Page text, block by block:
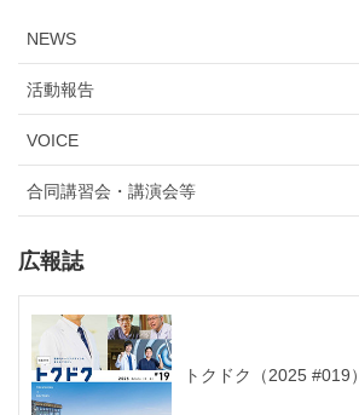
NEWS
活動報告
VOICE
合同講習会・講演会等
広報誌
トクドク（2025 #019）